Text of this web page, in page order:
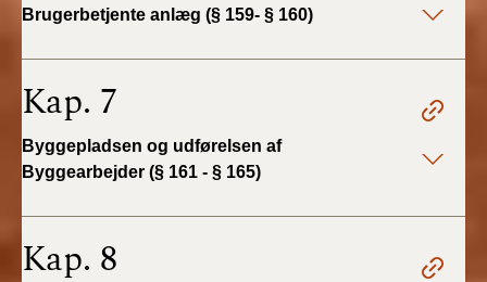
BR18 (4/7-31/12
2019)
BR18 (1/1-4/7 2019)
2018)
Brugerbetjente anlæg (§ 159- § 160)
Kap. 7
Byggepladsen og udførelsen af
Byggearbejder (§ 161 - § 165)
Kap. 8